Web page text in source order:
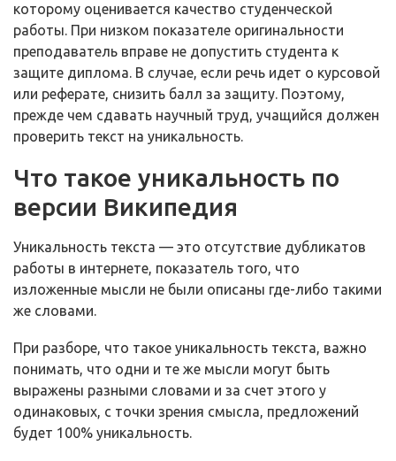
которому оценивается качество студенческой
работы. При низком показателе оригинальности
преподаватель вправе не допустить студента к
защите диплома. В случае, если речь идет о курсовой
или реферате, снизить балл за защиту. Поэтому,
прежде чем сдавать научный труд, учащийся должен
проверить текст на уникальность.
Что такое уникальность по
версии Википедия
Уникальность текста — это отсутствие дубликатов
работы в интернете, показатель того, что
изложенные мысли не были описаны где-либо такими
же словами.
При разборе, что такое уникальность текста, важно
понимать, что одни и те же мысли могут быть
выражены разными словами и за счет этого у
одинаковых, с точки зрения смысла, предложений
будет 100% уникальность.